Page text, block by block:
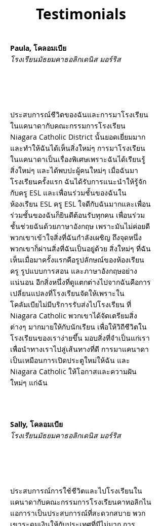
Testimonials
Paula, โคลอมเบีย
โรงเรียนมัธยมคาธอลิกเดนิส มอร์ริส
ประสบการณ์ชีวิตของฉันและการมาโรงเรียน
ในแคนาดากับคณะกรรมการโรงเรียน
Niagara Catholic District นั้นยอดเยี่ยมมาก
และทำให้ฉันได้เห็นสิ่งใหม่ๆ การมาโรงเรียน
ในแคนาดาเป็นเรื่องพิเศษเพราะฉันได้เรียนรู้
สิ่งใหม่ๆ และได้พบปะผู้คนใหม่ๆ เมื่อฉันมา
โรงเรียนครั้งแรก ฉันได้รับการแนะนำให้รู้จัก
กับครู ESL และเพื่อนร่วมชั้นของฉันใน
ห้องเรียน ESL ครู ESL ใจดีกับฉันมากและเพื่อน
ร่วมชั้นของฉันก็ยินดีต้อนรับทุกคน เพื่อนร่วม
ชั้นช่วยฉันด้วยภาษาอังกฤษ เพราะมันไม่ค่อยดี
พวกเขาเข้าใจสิ่งที่ฉันกำลังเผชิญ ถึงจุดหนึ่ง
พวกเขาก็ผ่านสิ่งที่ฉันเป็นอยู่ด้วย สิ่งใหม่ๆ ที่ฉัน
เห็นเมื่อมาครั้งแรกคือรูปลักษณ์ของห้องเรียน
ครู รูปแบบการสอน และภาษาอังกฤษอย่าง
แน่นอน อีกสิ่งหนึ่งที่ดูแตกต่างไปจากฉันคือการ
เปลี่ยนแปลงที่โรงเรียนจัดให้เพราะใน
โคลัมเบียไม่มีบริการรับส่งไปโรงเรียน ที่
Niagara Catholic พวกเขาได้จัดเตรียมสิ่ง
ต่างๆ มากมายให้กับนักเรียน เพื่อให้วิถีชีวิตใน
โรงเรียนของเราง่ายขึ้น มอบสิ่งที่จำเป็นแก่เรา
เพื่อนำทางเราไปสู่เส้นทางที่ดี การมาแคนาดา
เป็นเหมือนการเปิดประตูใหม่ให้ฉัน และ
Niagara Catholic ให้โอกาสและความฝัน
ใหม่ๆ แก่ฉัน
Sally, โคลอมเบีย
โรงเรียนมัธยมคาธอลิกเดนิส มอร์ริส
ประสบการณ์การใช้ชีวิตและไปโรงเรียนใน
แคนาดากับคณะกรรมการโรงเรียนคาทอลิกไน
แอการาเป็นประสบการณ์ที่สะดวกสบาย พวก